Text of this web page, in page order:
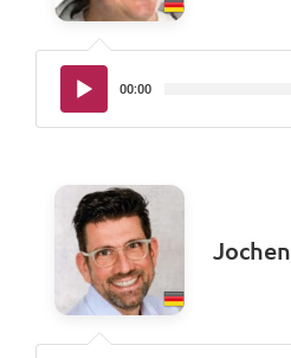
Audio-
Player
00:00
Jochen